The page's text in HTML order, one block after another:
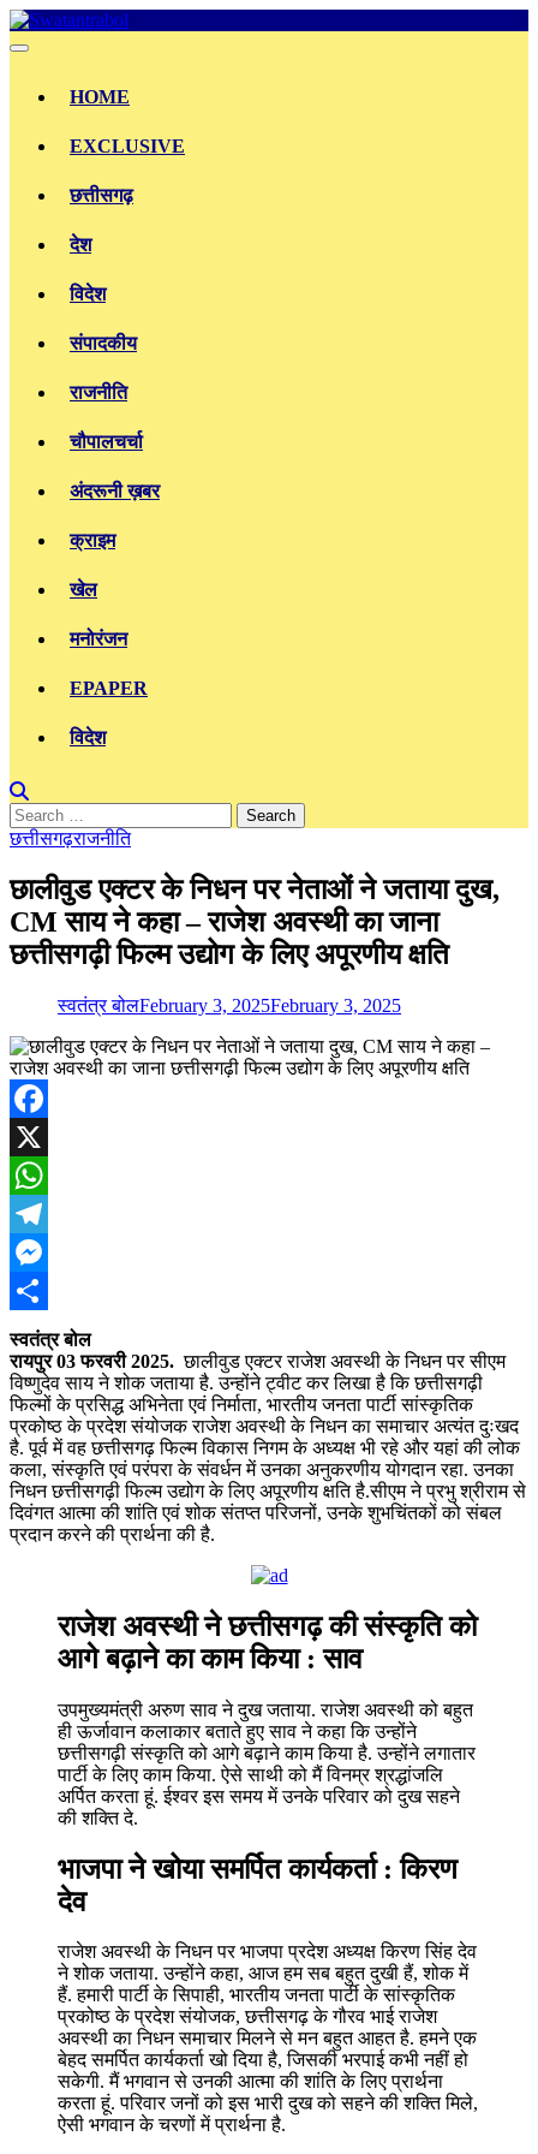
Skip
to
HOME
EXCLUSIVE
छत्तीसगढ़
देश
विदेश
संपादकीय
राजनीति
चौपालचर्चा
अंदरूनी ख़बर
क्राइम
खेल
मनोरंजन
EPAPER
विदेश
Search
for:
छत्तीसगढ़राजनीति
छालीवुड एक्टर के निधन पर नेताओं ने जताया दुख,
CM साय ने कहा – राजेश अवस्थी का जाना
छत्तीसगढ़ी फिल्म उद्योग के लिए अपूरणीय क्षति
स्वतंत्र बोलFebruary 3, 2025February 3, 2025
Facebook
X
WhatsApp
Telegram
Messenger
Share
स्वतंत्र बोल
रायपुर 03 फरवरी 2025.छालीवुड एक्टर राजेश अवस्थी के निधन पर सीएम
विष्णुदेव साय ने शोक जताया है. उन्होंने ट्वीट कर लिखा है कि छत्तीसगढ़ी
फिल्मों के प्रसिद्ध अभिनेता एवं निर्माता, भारतीय जनता पार्टी सांस्कृतिक
प्रकोष्ठ के प्रदेश संयोजक राजेश अवस्थी के निधन का समाचार अत्यंत दुःखद
है. पूर्व में वह छत्तीसगढ़ फिल्म विकास निगम के अध्यक्ष भी रहे और यहां की लोक
कला, संस्कृति एवं परंपरा के संवर्धन में उनका अनुकरणीय योगदान रहा. उनका
निधन छत्तीसगढ़ी फिल्म उद्योग के लिए अपूरणीय क्षति है.सीएम ने प्रभु श्रीराम से
दिवंगत आत्मा की शांति एवं शोक संतप्त परिजनों, उनके शुभचिंतकों को संबल
प्रदान करने की प्रार्थना की है.
राजेश अवस्थी ने छत्तीसगढ़ की संस्कृति को
आगे बढ़ाने का काम किया : साव
उपमुख्यमंत्री अरुण साव ने दुख जताया. राजेश अवस्थी को बहुत
ही ऊर्जावान कलाकार बताते हुए साव ने कहा कि उन्होंने
छत्तीसगढ़ी संस्कृति को आगे बढ़ाने काम किया है. उन्होंने लगातार
पार्टी के लिए काम किया. ऐसे साथी को मैं विनम्र श्रद्धांजलि
अर्पित करता हूं. ईश्वर इस समय में उनके परिवार को दुख सहने
की शक्ति दे.
भाजपा ने खोया समर्पित कार्यकर्ता : किरण
देव
राजेश अवस्थी के निधन पर भाजपा प्रदेश अध्यक्ष किरण सिंह देव
ने शोक जताया. उन्होंने कहा, आज हम सब बहुत दुखी हैं, शोक में
हैं. हमारी पार्टी के सिपाही, भारतीय जनता पार्टी के सांस्कृतिक
प्रकोष्ठ के प्रदेश संयोजक, छत्तीसगढ़ के गौरव भाई राजेश
अवस्थी का निधन समाचार मिलने से मन बहुत आहत है. हमने एक
बेहद समर्पित कार्यकर्ता खो दिया है, जिसकी भरपाई कभी नहीं हो
सकेगी. मैं भगवान से उनकी आत्मा की शांति के लिए प्रार्थना
करता हूं. परिवार जनों को इस भारी दुख को सहने की शक्ति मिले,
ऐसी भगवान के चरणों में प्रार्थना है.